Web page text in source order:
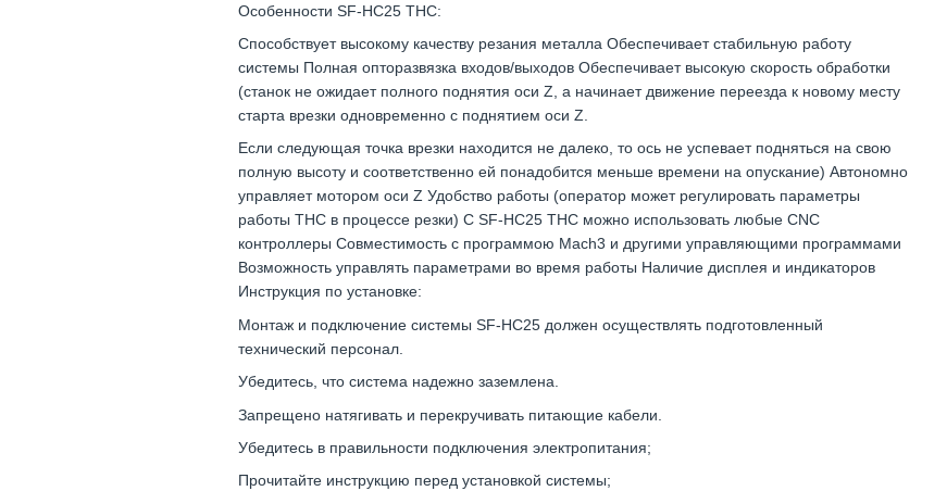
Особенности SF-HC25 THC:
Способствует высокому качеству резания металла Обеспечивает стабильную работу
системы Полная опторазвязка входов/выходов Обеспечивает высокую скорость обработки
(станок не ожидает полного поднятия оси Z, а начинает движение переезда к новому месту
старта врезки одновременно с поднятием оси Z.
Если следующая точка врезки находится не далеко, то ось не успевает подняться на свою
полную высоту и соответственно ей понадобится меньше времени на опускание) Автономно
управляет мотором оси Z Удобство работы (оператор может регулировать параметры
работы ТНС в процессе резки) С SF-HC25 THC можно использовать любые CNC
контроллеры Совместимость с программою Mach3 и другими управляющими программами
Возможность управлять параметрами во время работы Наличие дисплея и индикаторов
Инструкция по установке:
Монтаж и подключение системы SF-HC25 должен осуществлять подготовленный
технический персонал.
Убедитесь, что система надежно заземлена.
Запрещено натягивать и перекручивать питающие кабели.
Убедитесь в правильности подключения электропитания;
Прочитайте инструкцию перед установкой системы;